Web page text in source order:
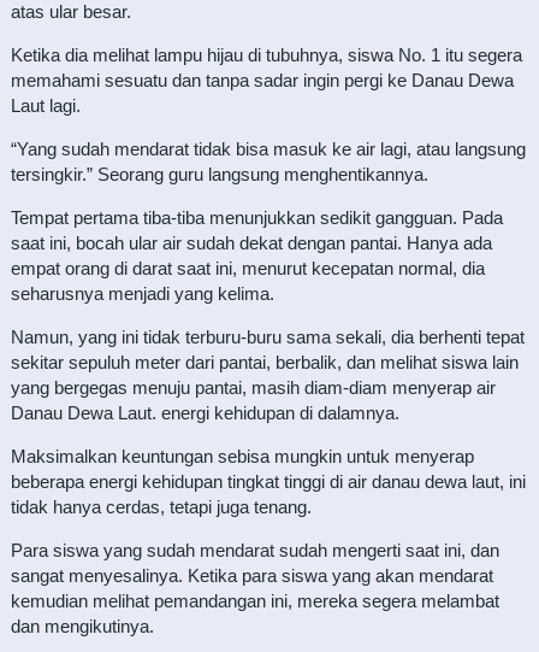
atas ular besar.
Ketika dia melihat lampu hijau di tubuhnya, siswa No. 1 itu segera
memahami sesuatu dan tanpa sadar ingin pergi ke Danau Dewa
Laut lagi.
“Yang sudah mendarat tidak bisa masuk ke air lagi, atau langsung
tersingkir.” Seorang guru langsung menghentikannya.
Tempat pertama tiba-tiba menunjukkan sedikit gangguan. Pada
saat ini, bocah ular air sudah dekat dengan pantai. Hanya ada
empat orang di darat saat ini, menurut kecepatan normal, dia
seharusnya menjadi yang kelima.
Namun, yang ini tidak terburu-buru sama sekali, dia berhenti tepat
sekitar sepuluh meter dari pantai, berbalik, dan melihat siswa lain
yang bergegas menuju pantai, masih diam-diam menyerap air
Danau Dewa Laut. energi kehidupan di dalamnya.
Maksimalkan keuntungan sebisa mungkin untuk menyerap
beberapa energi kehidupan tingkat tinggi di air danau dewa laut, ini
tidak hanya cerdas, tetapi juga tenang.
Para siswa yang sudah mendarat sudah mengerti saat ini, dan
sangat menyesalinya. Ketika para siswa yang akan mendarat
kemudian melihat pemandangan ini, mereka segera melambat
dan mengikutinya.